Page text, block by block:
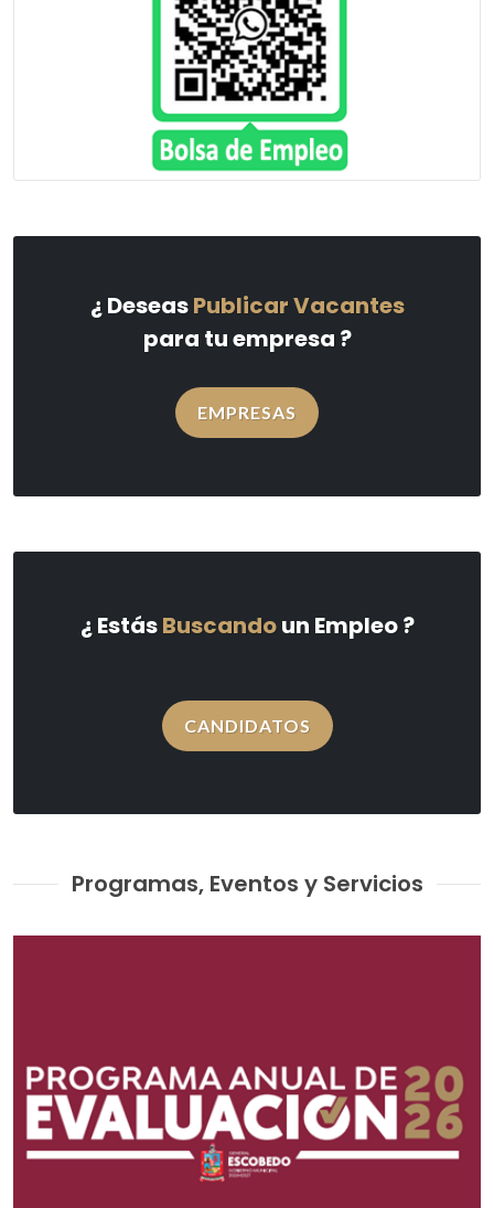
¿ DeseasPublicar Vacantes
para tu empresa ?
EMPRESAS
¿ EstásBuscandoun Empleo ?
CANDIDATOS
Programas, Eventos y Servicios